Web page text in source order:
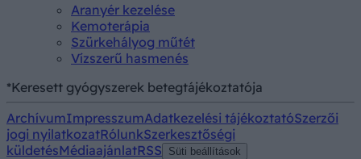
Aranyér kezelése
Kemoterápia
Szürkehályog műtét
Vízszerű hasmenés
*Keresett gyógyszerek betegtájékoztatója
ArchívumImpresszumAdatkezelési tájékoztatóSzerzői
jogi nyilatkozatRólunkSzerkesztőségi
küldetésMédiaajánlatRSS Süti beállítások